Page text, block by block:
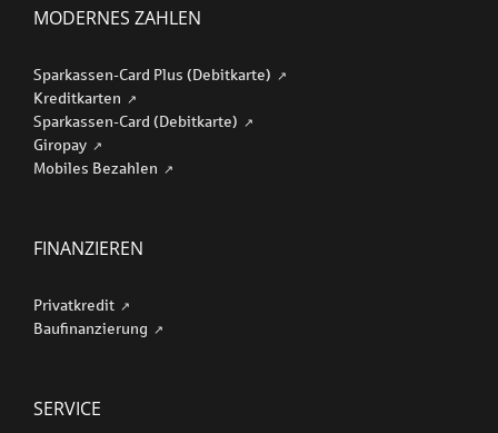
MODERNES ZAHLEN
Sparkassen-Card Plus (Debitkarte)
Kreditkarten
Sparkassen-Card (Debitkarte)
Giropay
Mobiles Bezahlen
FINANZIEREN
Privatkredit
Baufinanzierung
SERVICE